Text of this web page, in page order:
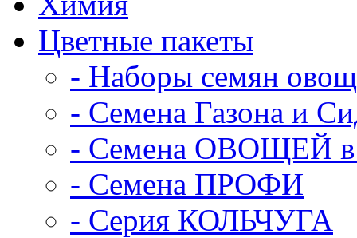
Цветные пакеты
- Наборы семян
- Семена Газона и
- Семена ОВОЩЕЙ в
- Семена ПРОФИ
- Серия КОЛЬЧУГА